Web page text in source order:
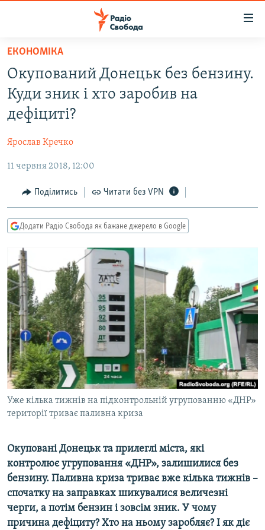
Перейти
основного
матеріалу
Перейти
до
основної
навігації
Перейти
пошуку
ВСЕ ЗА ДОБУ
СТАТТІ
ЕКОНОМІКА
СУСПІЛЬСТВО
КУЛЬТУРА
УКРАЇНА
СВІТ
РОСІЙСЬКА «ФІЛЬТРАЦІЯ»
ДОНБАС.РЕАЛІЇ
КРИМ.РЕАЛІЇ
СХЕМИ
ПРИАЗОВ’Я
КИТАЙ.ВИКЛИКИ
МУЛЬТИМЕДІА
ФОТО
СПЕЦПРОЄКТИ
ПОДКАСТИ
РУС
КТАТ
ДОЛУЧАЙСЯ!
ЕКОНОМІКА
Окупований Донецьк без бензину.
Куди зник і хто заробив на
дефіциті?
Ярослав Кречко
11 червня 2018, 12:00
Поділитись Читати без VPN
Додати Радіо Свобода як бажане джерело в Google
Уже кілька тижнів на підконтрольній угрупованню «ДНР»
території триває паливна криза
Окуповані Донецьк та прилеглі міста, які
контролює угруповання «ДНР», залишилися без
бензину. Паливна криза триває вже кілька тижнів –
спочатку на заправках шикувалися величезні
черги, а потім бензин і зовсім зник. У чому
причина дефіциту? Хто на ньому заробляє? І як діє